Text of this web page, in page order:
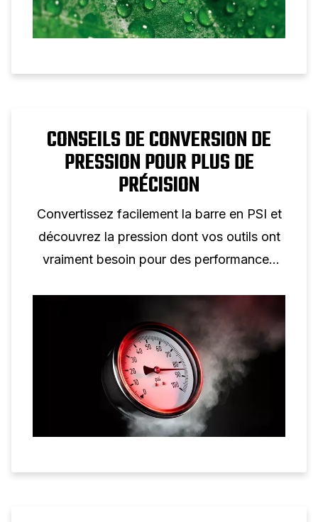
CONSEILS DE CONVERSION DE
PRESSION POUR PLUS DE
PRÉCISION
Convertissez facilement la barre en PSI et
découvrez la pression dont vos outils ont
vraiment besoin pour des performances